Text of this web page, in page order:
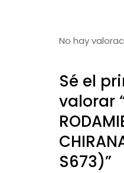
No hay
Sé el
valorar
S673)”